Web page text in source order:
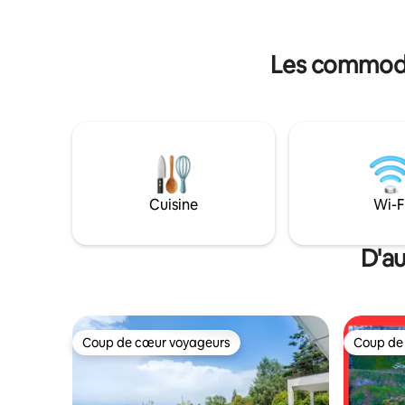
endroit préféré, un espace pour jouer au
Les
Cuisine Wi-
Coup de cœur voyageurs
Coup de cœur voyageurs Coup
Coup